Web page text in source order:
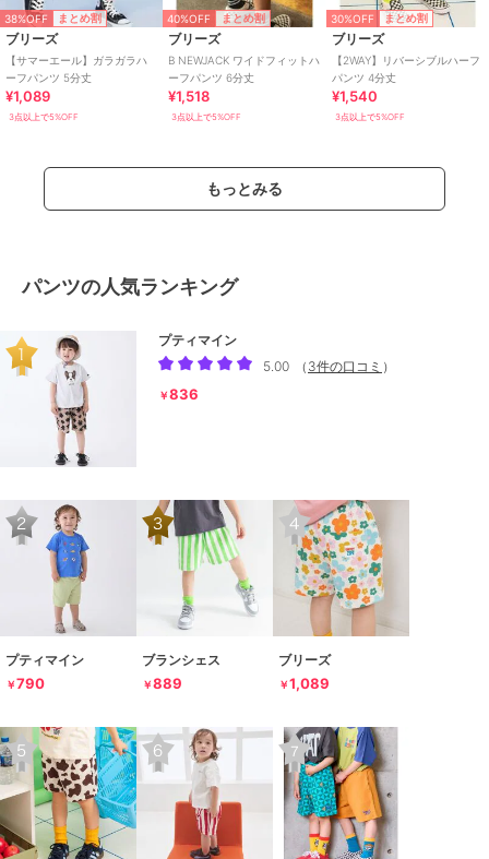
38%OFF まとめ割
ブリーズ
【サマーエール】ガラガラハ
ーフパンツ 5分丈
¥1,089
3点以上で5%OFF
40%OFF まとめ割
ブリーズ
B NEWJACK ワイドフィットハ
ーフパンツ 6分丈
¥1,518
3点以上で5%OFF
30%OFF まとめ割
ブリーズ
【2WAY】リバーシブルハーフ
パンツ 4分丈
¥1,540
3点以上で5%OFF
もっとみる
パンツの人気ランキング
プティマイン
5.00
（ 3件の口コミ ）
￥836
プティマイン
￥790
ブランシェス
￥889
ブリーズ
￥1,089